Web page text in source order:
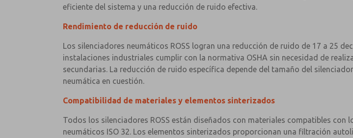
eficiente del sistema y una reducción de ruido efectiva.
Rendimiento de reducción de ruido
Los silenciadores neumáticos ROSS logran una reducción de ruido de 17 a 25
instalaciones industriales cumplir con la normativa OSHA sin necesidad de
secundarias. La reducción de ruido específica depende del tamaño del
neumática en cuestión.
Compatibilidad de materiales y elementos sinterizados
Todos los silenciadores ROSS están diseñados con materiales compatibles
neumáticos ISO 32. Los elementos sinterizados proporcionan una filtración